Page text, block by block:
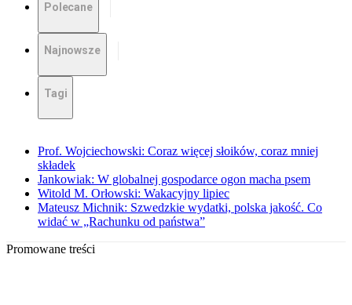
Polecane
Najnowsze
Tagi
Prof. Wojciechowski: Coraz więcej słoików, coraz mniej
składek
Jankowiak: W globalnej gospodarce ogon macha psem
Witold M. Orłowski: Wakacyjny lipiec
Mateusz Michnik: Szwedzkie wydatki, polska jakość. Co
widać w „Rachunku od państwa”
Promowane treści